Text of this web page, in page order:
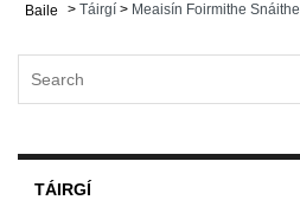
Baile > Táirgí > Meaisín Foirmithe Snáithe
TÁIRGÍ